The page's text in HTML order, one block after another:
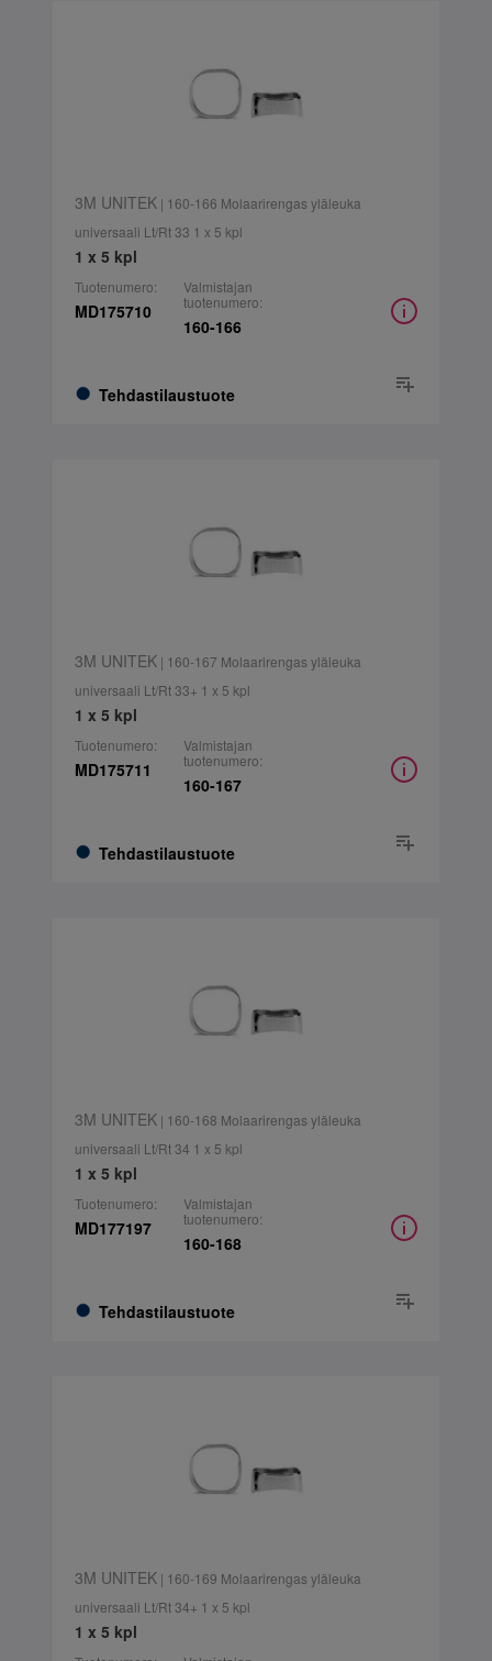
3M UNITEK| 160-166 Molaarirengas yläleuka
universaali Lt/Rt 33 1 x 5 kpl
1 x 5 kpl
Tuotenumero:
MD175710
Tehdastilaustuote
Valmistajan
tuotenumero:
160-166
3M UNITEK| 160-167 Molaarirengas yläleuka
universaali Lt/Rt 33+ 1 x 5 kpl
1 x 5 kpl
Tuotenumero:
MD175711
Tehdastilaustuote
Valmistajan
tuotenumero:
160-167
3M UNITEK| 160-168 Molaarirengas yläleuka
universaali Lt/Rt 34 1 x 5 kpl
1 x 5 kpl
Tuotenumero:
MD177197
Tehdastilaustuote
Valmistajan
tuotenumero:
160-168
3M UNITEK| 160-169 Molaarirengas yläleuka
universaali Lt/Rt 34+ 1 x 5 kpl
1 x 5 kpl